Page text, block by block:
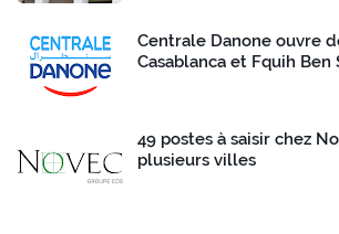
Centrale Danone ouvre
Casablanca et Fquih Ben
49 postes à saisir chez
plusieurs villes